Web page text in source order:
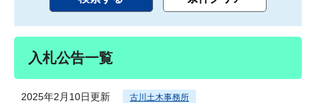
入札公告一覧
2025年2月10日更新 古川土木事務所